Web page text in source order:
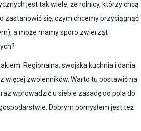
jest tak wiele, że rolnicy, którzy chcą
zastanowić się, czym chcemy przyciągnąć
a może mamy sporo zwierząt
Regionalna, swojska kuchnia i dania
więcej zwolenników. Warto tu postawić na
wprowadzić u siebie zasadę od pola do
Dobrym pomysłem jest też